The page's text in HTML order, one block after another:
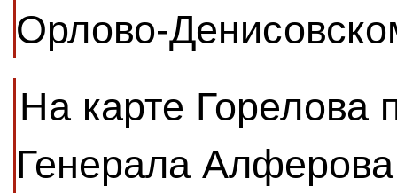
Орлово-
На карте Горелова
Генерала Алферова